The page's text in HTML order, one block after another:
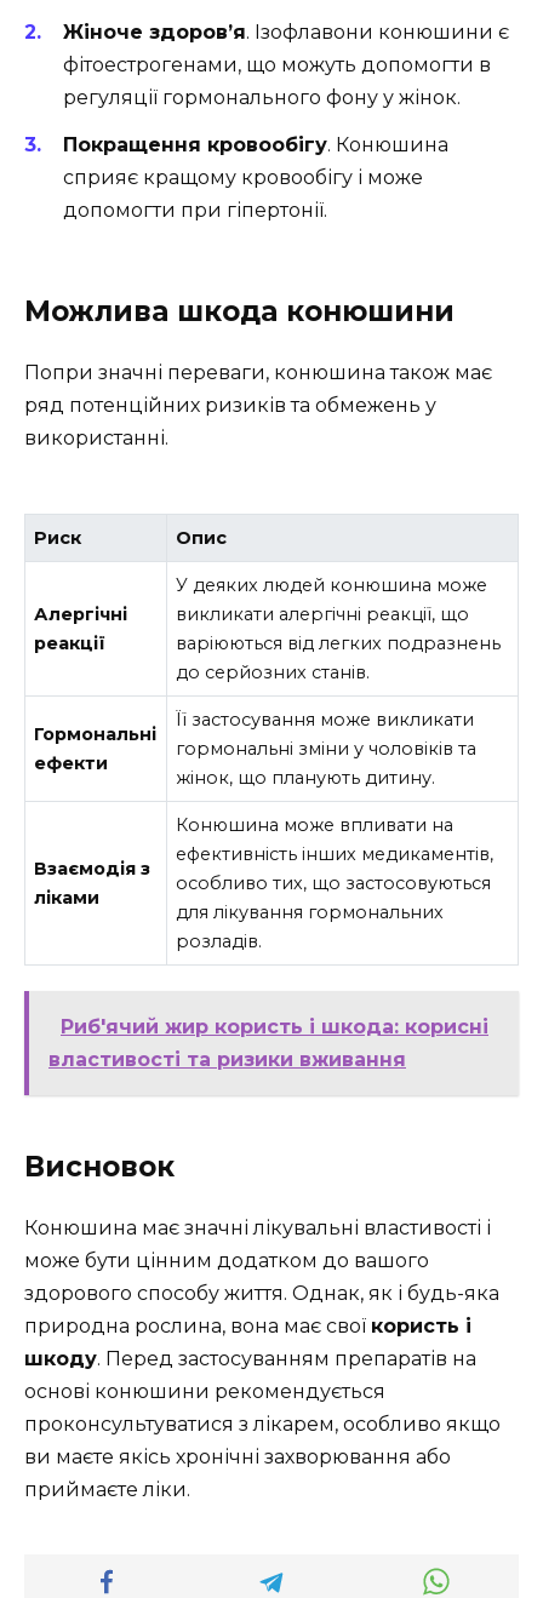
Жіноче здоров’я. Ізофлавони конюшини є
фітоестрогенами, що можуть допомогти в
регуляції гормонального фону у жінок.
Покращення кровообігу. Конюшина
сприяє кращому кровообігу і може
допомогти при гіпертонії.
Можлива шкода конюшини
Попри значні переваги, конюшина також має
ряд потенційних ризиків та обмежень у
використанні.
Риск Опис
Алергічні
реакції
У деяких людей конюшина може
викликати алергічні реакції, що
варіюються від легких подразнень
до серйозних станів.
Гормональні
ефекти
Її застосування може викликати
гормональні зміни у чоловіків та
жінок, що планують дитину.
Взаємодія з
ліками
Конюшина може впливати на
ефективність інших медикаментів,
особливо тих, що застосовуються
для лікування гормональних
розладів.
Риб'ячий жир користь і шкода: корисні
властивості та ризики вживання
Висновок
Конюшина має значні лікувальні властивості і
може бути цінним додатком до вашого
здорового способу життя. Однак, як і будь-яка
природна рослина, вона має свої користь і
шкоду. Перед застосуванням препаратів на
основі конюшини рекомендується
проконсультуватися з лікарем, особливо якщо
ви маєте якісь хронічні захворювання або
приймаєте ліки.